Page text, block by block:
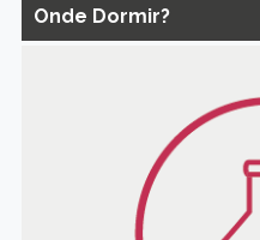
Onde Dormir?